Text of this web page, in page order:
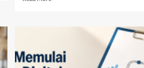
Jual
Produk